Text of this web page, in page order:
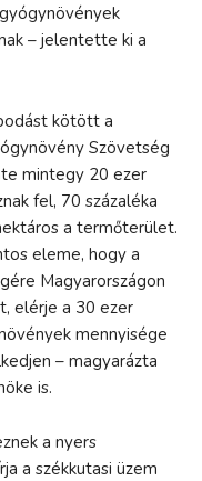
– jelentette ki a
kötött a
Szövetség
mintegy 20 ezer
fel, 70 százaléka
a termőterület.
eleme, hogy a
Magyarországon
elérje a 30 ezer
mennyisége
– magyarázta
is.
a nyers
a székkutasi üzem